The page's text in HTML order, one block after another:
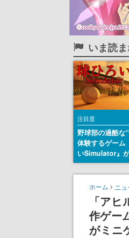
いま読
注目度
野球部の過酷な
体験するゲーム
いSimulator』
のウィッシュリ
とにチェコ語に
SNSで話題に。
ダム・カム』開
ェコのプロ野
称賛の声
ホーム ニ
「ア
作ゲー
がミニ